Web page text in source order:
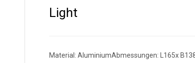
Light
Material: AluminiumAbmessungen: L165x